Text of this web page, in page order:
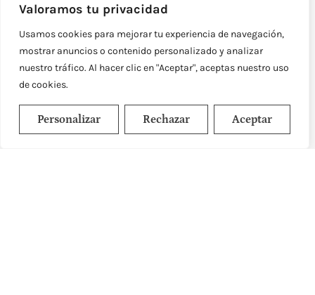
Valoramos tu privacidad
Usamos cookies para mejorar tu experiencia de navegación,
mostrar anuncios o contenido personalizado y analizar
nuestro tráfico. Al hacer clic en "Aceptar", aceptas nuestro uso
de cookies.
Personalizar Rechazar Aceptar